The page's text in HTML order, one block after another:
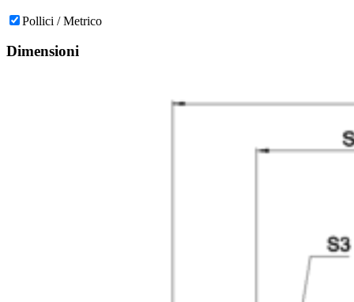
Pollici / Metrico
Dimensioni